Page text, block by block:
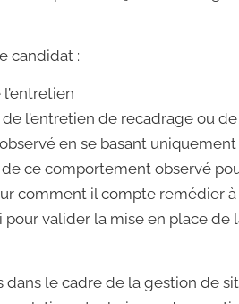
candidat :
l’entretien de recadrage ou
en se basant
ce comportement observé
comment il compte remédier
pour valider la mise en place
le cadre de la gestion de